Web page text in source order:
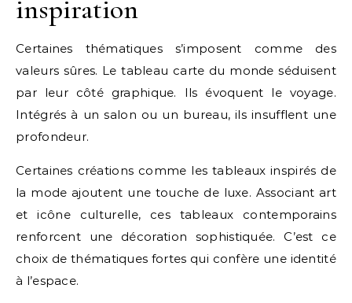
inspiration
Certaines thématiques s’imposent comme des
valeurs sûres. Le tableau carte du monde séduisent
par leur côté graphique. Ils évoquent le voyage.
Intégrés à un salon ou un bureau, ils insufflent une
profondeur.
Certaines créations comme les tableaux inspirés de
la mode ajoutent une touche de luxe. Associant art
et icône culturelle, ces tableaux contemporains
renforcent une décoration sophistiquée. C’est ce
choix de thématiques fortes qui confère une identité
à l’espace.